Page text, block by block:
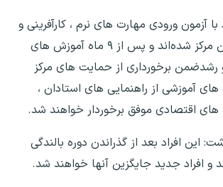
با آزمون ورودی مهارت های نرم ، کارآفرینی و
کسب و کار وارد این مرکز شده‌اند و پس از ۹ ماه آموزش های
برخورداری از حمایت های مرکز
های آموزشی از راهنمایی های استادان ،
های اقتصادی موفق برخوردار خواهند شد.
این افراد بعد از گذراندن دوره بالندگی
و افراد جدید جایگزین آنها خواهند شد.